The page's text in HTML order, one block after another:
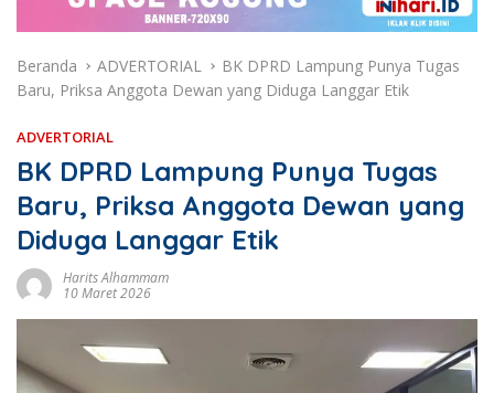
Beranda ADVERTORIAL
BK DPRD Lampung Punya Tugas
Baru, Priksa Anggota Dewan yang Diduga Langgar Etik
ADVERTORIAL
BK DPRD Lampung Punya Tugas
Baru, Priksa Anggota Dewan yang
Diduga Langgar Etik
Harits Alhammam
10 Maret 2026